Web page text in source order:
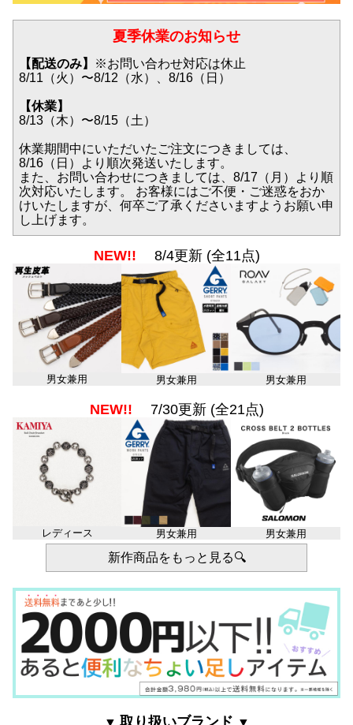
夏季休業のお知らせ
【配送のみ】
※お問い合わせ対応は休止
8/11（火）〜8/12（水）、8/16（日）
【休業】
8/13（木）〜8/15（土）
休業期間中にいただいたご注文につきましては、
8/16（日）より順次発送いたします。
また、お問い合わせにつきましては、8/17（月）より順
次対応いたします。 お客様にはご不便・ご迷惑をおか
けいたしますが、何卒ご了承くださいますようお願い申
し上げます。
NEW!! 8/4更新 (全11点)
男女兼用 男女兼用 男女兼用
NEW!! 7/30更新 (全21点)
レディース 男女兼用 男女兼用
新作商品をもっと見る🔍